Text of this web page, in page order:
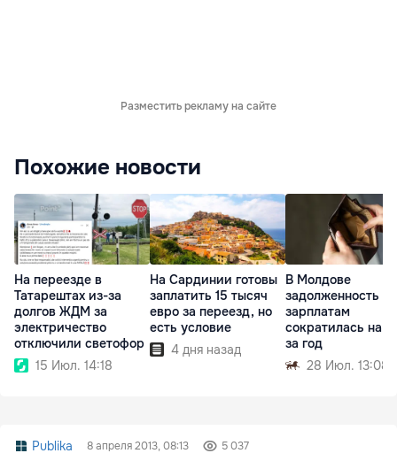
Разместить рекламу на сайте
Похожие новости
На переезде в
Татарештах из-за
долгов ЖДМ за
электричество
отключили светофор
15 Июл. 14:18
На Сардинии готовы
заплатить 15 тысяч
евро за переезд, но
есть условие
4 дня назад
В Молдове
задолженность по
зарплатам
сократилась на
за год
28 Июл. 13:08
Publika 8 апреля 2013, 08:13 5 037